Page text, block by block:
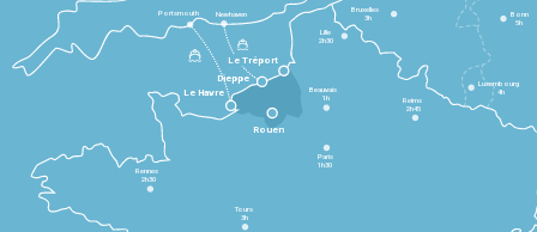
Le Havre
Dieppe
Le Tréport
Rennes
2h30
Tours
3h
Paris
1h30
Beauvais
1h
Reims
2h45
Lille
2h30
Bruxelles
3h
Newhaven
Portsmouth
Bonn
5h
Luxembourg
4h
Rouen